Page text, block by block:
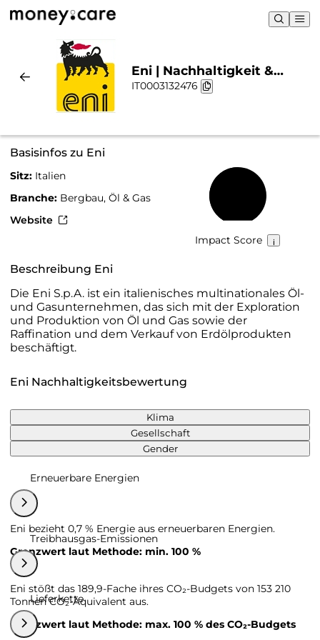
Eni | Nachhaltigkeit &
Chart
IT0003132476
Basisinfos zu Eni
Sitz: Italien
Branche: Bergbau, Öl & Gas
Website
Impact Score
Beschreibung Eni
Die Eni S.p.A. ist ein italienisches multinationales Öl-
und Gasunternehmen, das sich mit der Exploration
und Produktion von Öl und Gas sowie der
Raffination und dem Verkauf von Erdölprodukten
beschäftigt.
Eni Nachhaltigkeitsbewertung
Klima
Gesellschaft
Gender
Erneuerbare Energien
Eni bezieht 0,7 % Energie aus erneuerbaren Energien.
Grenzwert laut Methode: min. 100 %
Treibhausgas-Emissionen
Eni stößt das 189,9-Fache ihres CO₂-Budgets von 153 210
Tonnen CO₂-Äquivalent aus.
Grenzwert laut Methode: max. 100 % des CO₂-Budgets
Lieferkette